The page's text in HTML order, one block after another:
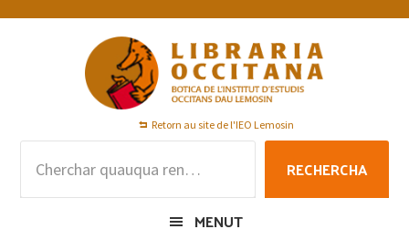
Skip
Skip
Skip
Retorn au site de l'IEO Lemosin
RECHERCHA
MENUT